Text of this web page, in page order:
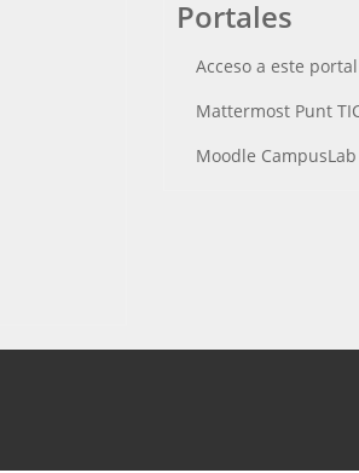
Portales
Acceso a este portal
Mattermost Punt
Moodle CampusLab